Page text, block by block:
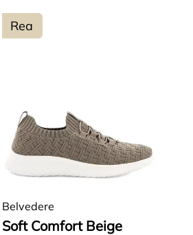
Rea
Belvedere
Soft Comfort Beige